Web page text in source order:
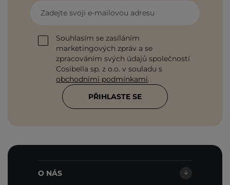
Zadejte svoji e-mailovou adresu
Souhlasím se zasíláním
marketingových zpráv a se
zpracováním svých údajů společností
Cosibella sp. z o.o. v souladu s
obchodními podmínkami.
PŘIHLASTE SE
O NÁS